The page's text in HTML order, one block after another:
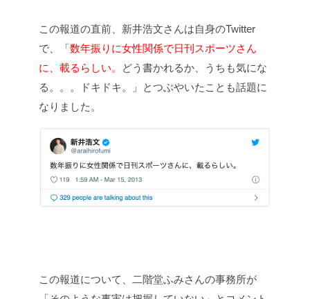
この報道の直前、新井浩文さんは自身のTwitter
で、「数年振りに女性関係で日刊スポーツさん
に、載るらしい。
どう書かれるか、うちも気にな
る。。。ドキドキ。」とつぶやいたことも話題に
なりました。
この報道について、二階堂ふみさんの事務所が